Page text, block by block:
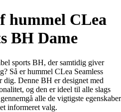
hummel CLea
BH Dame
sports BH, der samtidig giver
Så er hummel CLea Seamless
Denne BH er designet med
og den er ideel til alle slags
alle de vigtigste egenskaber
informeret valg.